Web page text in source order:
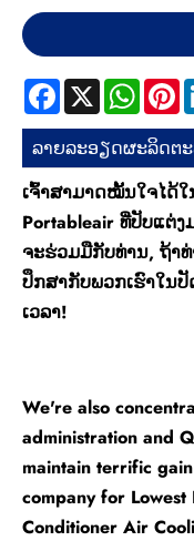
Facebook
X
ລາຍ​ລະ​ອຽດ​ຜະ​ລິດ​ຕ
ເຈົ້າສາມາດໝັ້ນໃຈໄດ້
Portableair ທີ່ປັບແຕ່
ຈະຮ່ວມມືກັບທ່ານ, ຖ້າ
ປຶກສາກັບພວກເຮົາໃນ
ເວລາ!
We're also
administration and
maintain terrific
company for
Conditioner Air